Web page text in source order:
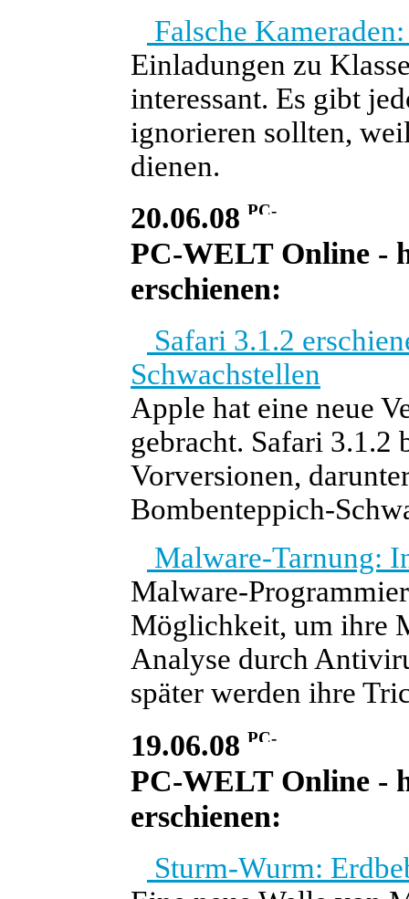
Falsche
Einladungen zu
interessant. Es gibt
ignorieren sollten,
dienen.
20.06.08
PC-WELT Online -
erschienen:
Safari 3.1.2
Schwachstellen
Apple hat eine neue
gebracht. Safari 3.1.2
Vorversionen,
Bombenteppich-
Malware-Tarnung:
Malware-
Möglichkeit, um ihre
Analyse durch
später werden ihre
19.06.08
PC-WELT Online -
erschienen:
Sturm-Wurm: